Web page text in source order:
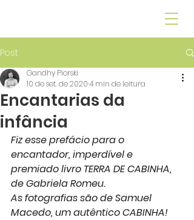
Post
Encantarias da
infância
Gandhy Piorski
10 de set. de 20204 min de leitura
Fiz esse prefácio para o
encantador, imperdível e
premiado livro TERRA DE CABINHA,
de Gabriela Romeu.
As fotografias são de Samuel
Macedo, um autêntico CABINHA!